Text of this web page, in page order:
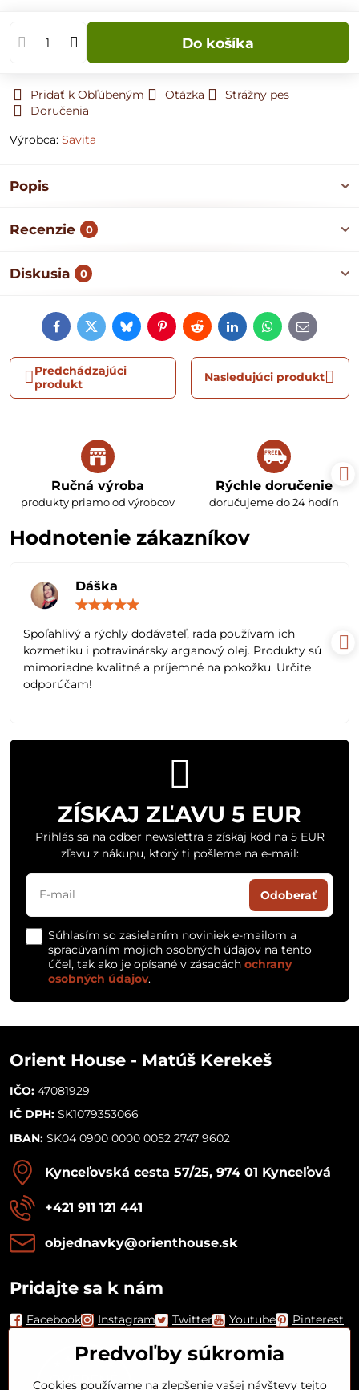
Do košíka
Pridať k Obľúbeným Otázka
Strážny pes
Doručenia
Výrobca: Savita
Popis
Recenzie 0
Diskusia 0
FacebookTwitterBlueskyPinterestRedditLinkedInWhatsApp
E-
mail
Predchádzajúci
produkt
Nasledujúci produkt
Ručná výroba
produkty priamo od výrobcov
Rýchle doručenie
doručujeme do 24 hodín
Hodnotenie zákazníkov
Dáška
5
Spoľahlivý a rýchly dodávateľ, rada používam ich
kozmetiku i potravinársky arganový olej. Produkty sú
mimoriadne kvalitné a príjemné na pokožku. Určite
odporúčam!
ZÍSKAJ ZĽAVU 5 EUR
Prihlás sa na odber newslettra a získaj kód na 5 EUR
zľavu z nákupu, ktorý ti pošleme na e-mail:
Odoberať
Súhlasím so zasielaním noviniek e-mailom a
spracúvaním mojich osobných údajov na tento
účel, tak ako je opísané v zásadách ochrany
osobných údajov.
Orient House - Matúš Kerekeš
IČO: 47081929
IČ DPH: SK1079353066
IBAN: SK04 0900 0000 0052 2747 9602
Kynceľovská cesta 57/25, 974 01 Kynceľová
+421 911 121 441
objednavky​@orienthouse​.sk
Pridajte sa k nám
Facebook Instagram Twitter Youtube Pinterest
Predvoľby súkromia
Cookies používame na zlepšenie vašej návštevy tejto